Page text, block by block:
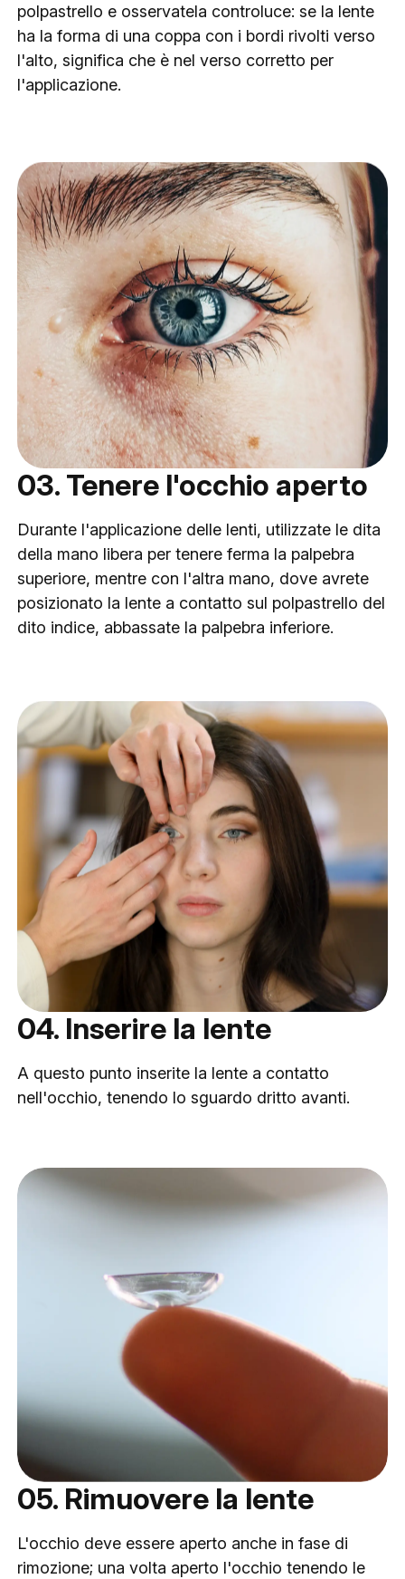
polpastrello e osservatela controluce: se la lente
ha la forma di una coppa con i bordi rivolti verso
l'alto, significa che è nel verso corretto per
l'applicazione.
03. Tenere l'occhio aperto
Durante l'applicazione delle lenti, utilizzate le dita
della mano libera per tenere ferma la palpebra
superiore, mentre con l'altra mano, dove avrete
posizionato la lente a contatto sul polpastrello del
dito indice, abbassate la palpebra inferiore.
04. Inserire la lente
A questo punto inserite la lente a contatto
nell'occhio, tenendo lo sguardo dritto avanti.
05. Rimuovere la lente
L'occhio deve essere aperto anche in fase di
rimozione; una volta aperto l'occhio tenendo le